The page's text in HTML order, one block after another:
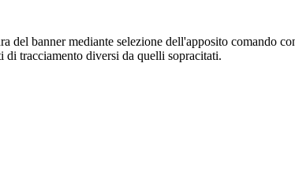
del banner mediante selezione dell'apposito comando
di tracciamento diversi da quelli sopracitati.